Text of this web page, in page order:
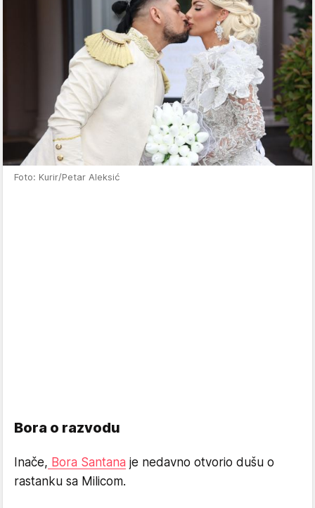
Foto: Kurir/Petar Aleksić
Bora o razvodu
Inače, Bora Santana je nedavno otvorio dušu o
rastanku sa Milicom.